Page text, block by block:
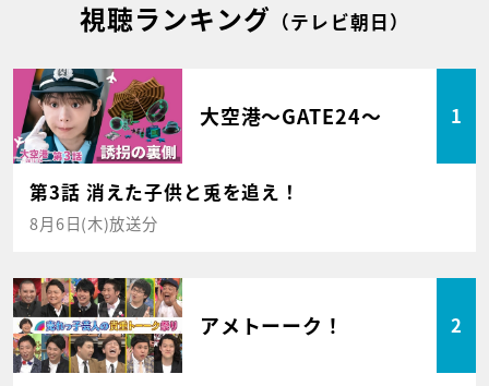
視聴ランキング （テレビ朝日）
大空港～GATE24～ 1
第3話 消えた子供と兎を追え！
8月6日(木)放送分
アメトーーク！ 2